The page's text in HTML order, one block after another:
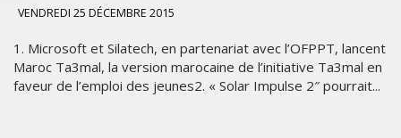
VENDREDI 25 DÉCEMBRE 2015
1. Microsoft et Silatech, en partenariat avec l’OFPPT, lancent
Maroc Ta3mal, la version marocaine de l’initiative Ta3mal en
faveur de l’emploi des jeunes2. « Solar Impulse 2″ pourrait...